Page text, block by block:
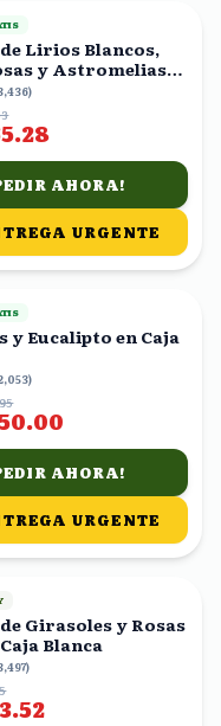
Lirios Blancos,
y Astromelias
)
AHORA!
URGENTE
y Eucalipto en Caja
)
AHORA!
URGENTE
Girasoles y Rosas
Blanca
)